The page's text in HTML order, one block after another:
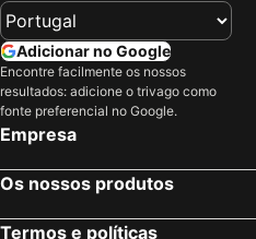
Adicionar no Google
Encontre facilmente os nossos
resultados: adicione o trivago como
fonte preferencial no Google.
Empresa
Os nossos produtos
Termos e políticas